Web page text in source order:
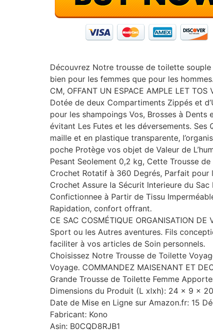
Découvrez Notre trousse de toilette
bien pour les femmes que pour les
CM, OFFANT UN ESPACE AMPLE LET TOS
Dotée de deux Compartiments Zippés et
pour les shampoings Vos, Brosses à
évitant Les Futes et les déversements.
maille et en plastique transparente,
poche Protège vos objet de Valeur de
Pesant Seolement 0,2 kg, Cette Trousse
Crochet Rotatif à 360 Degrés, Parfait pour
Crochet Assure la Sécurit Interieure du Sac
Confictionnee à Partir de Tissu
Rapidation, confort offrant.
CE SAC COSMÉTIQUE ORGANISATION
Sport ou les Autres aventures. Fils
faciliter à vos articles de Soin personnels.
Choisissez Notre Trousse de Toilette
Voyage. COMMANDEZ MAISENANT ET
Grande Trousse de Toilette Femme
Dimensions du Produit (L xlxh): 24 x 9 x
Date de Mise en Ligne sur Amazon.fr: 15
Fabricant: Kono
Asin: B0CQD8RJB1